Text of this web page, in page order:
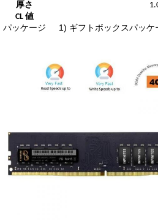
厚さ
CL 値
パッケージ 1) ギフトボックスパッ